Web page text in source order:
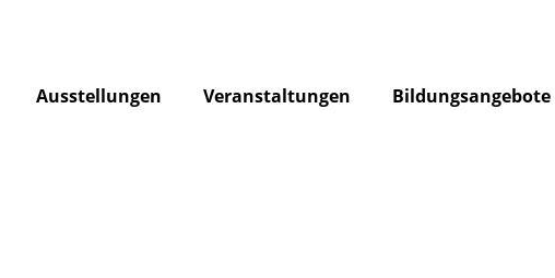
Ausstellungen Veranstaltungen Bildungsangebote